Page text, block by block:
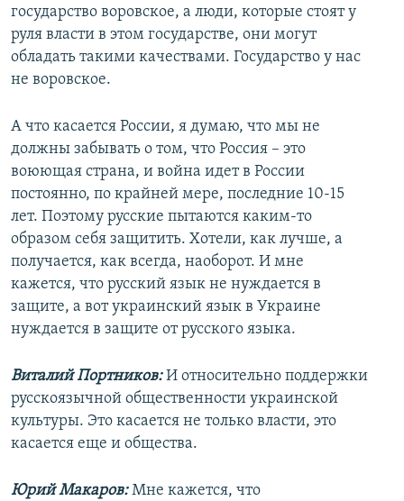
государство воровское, а люди, которые стоят у
руля власти в этом государстве, они могут
обладать такими качествами. Государство у нас
не воровское.
А что касается России, я думаю, что мы не
должны забывать о том, что Россия – это
воюющая страна, и война идет в России
постоянно, по крайней мере, последние 10-15
лет. Поэтому русские пытаются каким-то
образом себя защитить. Хотели, как лучше, а
получается, как всегда, наоборот. И мне
кажется, что русский язык не нуждается в
защите, а вот украинский язык в Украине
нуждается в защите от русского языка.
Виталий Портников:И относительно поддержки
русскоязычной общественности украинской
культуры. Это касается не только власти, это
касается еще и общества.
Юрий Макаров:Мне кажется, что